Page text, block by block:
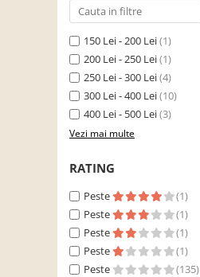
Birouri pe colt
Canapele birou
Dulapuri birou/bibliorafturi
Mese birou
rafturi/etajere carti
Scaune conferinta-vizitator
Seturi mobilier birou complet
Camera copiilor
Birouri camera copilului
Canapele copii
150 Lei - 200 Lei(1)
200 Lei - 250 Lei(1)
250 Lei - 300 Lei(4)
300 Lei - 400 Lei(10)
400 Lei - 500 Lei(3)
Vezi mai multe
RATING
Peste
(1)
Peste
(1)
Peste
(1)
Peste
(1)
Peste
(135)